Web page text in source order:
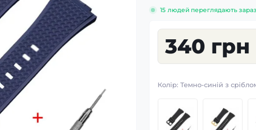
15 людей переглядають
340 грн
Колір: Темно-синій з